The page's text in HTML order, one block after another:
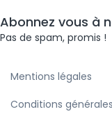
Abonnez vous à
Pas de spam, promis !
Mentions légales
Conditions